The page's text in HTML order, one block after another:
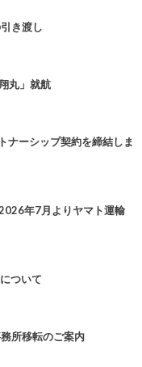
き渡し
丸」就航
ナーシップ契約を締結しま
年7月よりヤマト運輸
ついて
所移転のご案内